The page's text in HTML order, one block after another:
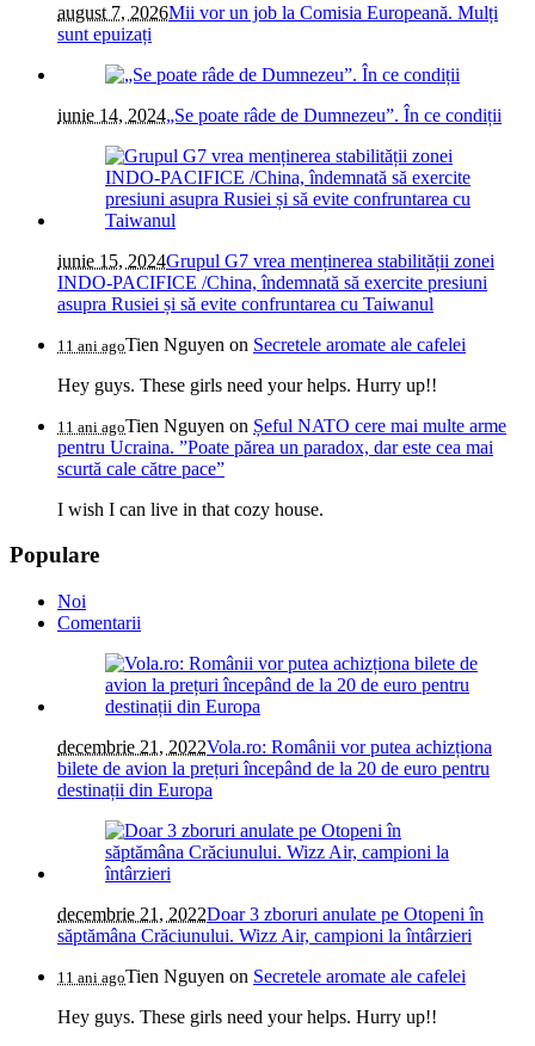
august 7, 2026Mii vor un job la Comisia Europeană. Mulți
sunt epuizați
iunie 14, 2024„Se poate râde de Dumnezeu”. În ce condiții
iunie 15, 2024Grupul G7 vrea menținerea stabilității zonei
INDO-PACIFICE /China, îndemnată să exercite presiuni
asupra Rusiei și să evite confruntarea cu Taiwanul
11 ani agoTien Nguyen on Secretele aromate ale cafelei
Hey guys. These girls need your helps. Hurry up!!
11 ani agoTien Nguyen on Șeful NATO cere mai multe arme
pentru Ucraina. ”Poate părea un paradox, dar este cea mai
scurtă cale către pace”
I wish I can live in that cozy house.
Populare
Noi
Comentarii
decembrie 21, 2022Vola.ro: Românii vor putea achizționa
bilete de avion la prețuri începând de la 20 de euro pentru
destinații din Europa
decembrie 21, 2022Doar 3 zboruri anulate pe Otopeni în
săptămâna Crăciunului. Wizz Air, campioni la întârzieri
11 ani agoTien Nguyen on Secretele aromate ale cafelei
Hey guys. These girls need your helps. Hurry up!!